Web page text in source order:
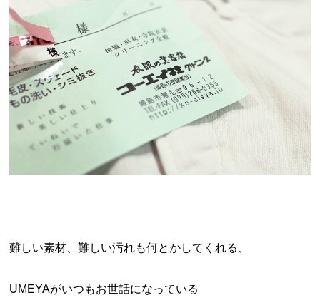
難しい素材、難しい汚れも何とかしてくれる、
UMEYAがいつもお世話になっている